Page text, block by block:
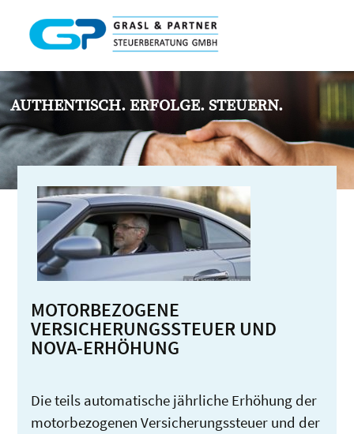
AUTHENTISCH. ERFOLGE. STEUERN.
MOTORBEZOGENE
VERSICHERUNGSSTEUER UND
NOVA-ERHÖHUNG
Die teils automatische jährliche Erhöhung der
motorbezogenen Versicherungssteuer und der